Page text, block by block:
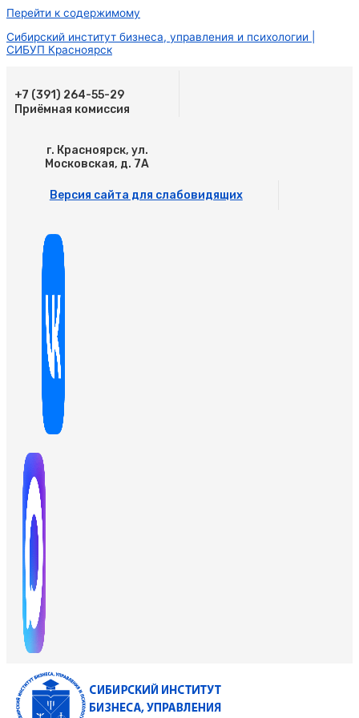
Перейти к содержимому
Сибирский институт бизнеса, управления и психологии |
СИБУП Красноярск
+7 (391) 264-55-29
Приёмная комиссия
г. Красноярск, ул.
Московская, д. 7А
Версия сайта для слабовидящих